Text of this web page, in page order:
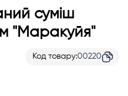
суміш
"Маракуйя"
Код товару 00220